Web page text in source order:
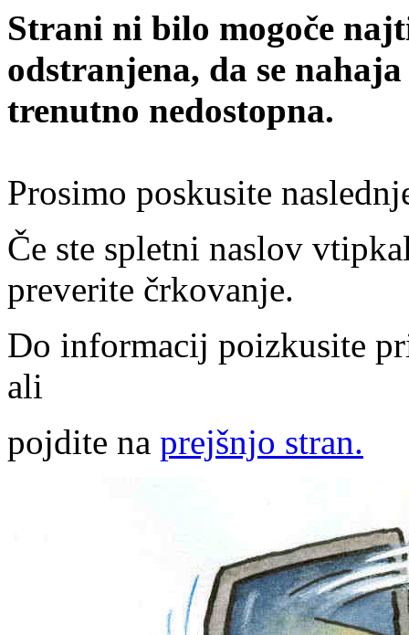
Strani ni bilo mogoče
odstranjena, da se
trenutno nedostopna.
Prosimo poskusite
Če ste spletni naslov
preverite črkovanje.
Do informacij poizkusite
ali
pojdite na prejšnjo stran.